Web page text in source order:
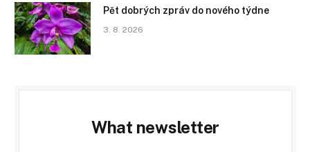
Pět dobrých zpráv do nového týdne
3. 8. 2026
What newsletter